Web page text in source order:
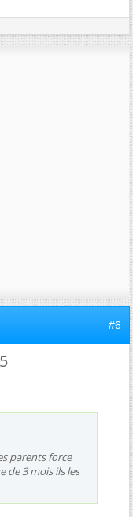
#6
parents force
de 3 mois ils les